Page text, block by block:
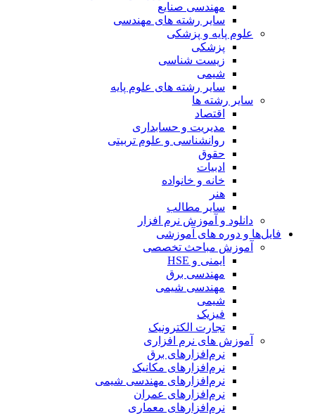
مهندسی صنایع
سایر رشته های مهندسی
علوم پایه و پزشکی
پزشکی
زیست شناسی
شیمی
سایر رشته های علوم پایه
سایر رشته ها
اقتصاد
مدیریت و حسابداری
روانشناسی و علوم تربیتی
حقوق
ادبیات
خانه و خانواده
هنر
سایر مطالب
دانلود و آموزش نرم افزار
فایل‌ها و دوره های آموزشی
آموزش مباحث تخصصی
ایمنی و HSE
مهندسی برق
مهندسی شیمی
شیمی
فیزیک
تجارت الکترونیک
آموزش های نرم افزاری
نرم‌افزارهای برق
نرم‌افزارهای مکانیک
نرم‌افزارهای مهندسی شیمی
نرم‌افزارهای عمران
نرم‌افزارهای معماری